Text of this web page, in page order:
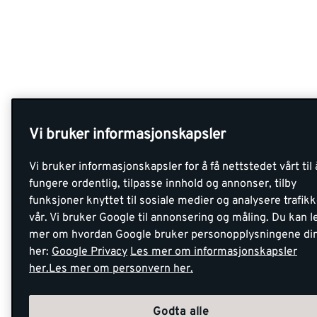
Vi bruker informasjonskapsler
Vi bruker informasjonskapsler for å få nettstedet vårt til
fungere ordentlig, tilpasse innhold og annonser, tilby
funksjoner knyttet til sosiale medier og analysere
vår. Vi bruker Google til annonsering og måling. Du kan
mer om hvordan Google bruker personopplysningene
her: Google Privacy Les mer om informasjonskapsler
her.Les mer om personvern her.
Godta alle